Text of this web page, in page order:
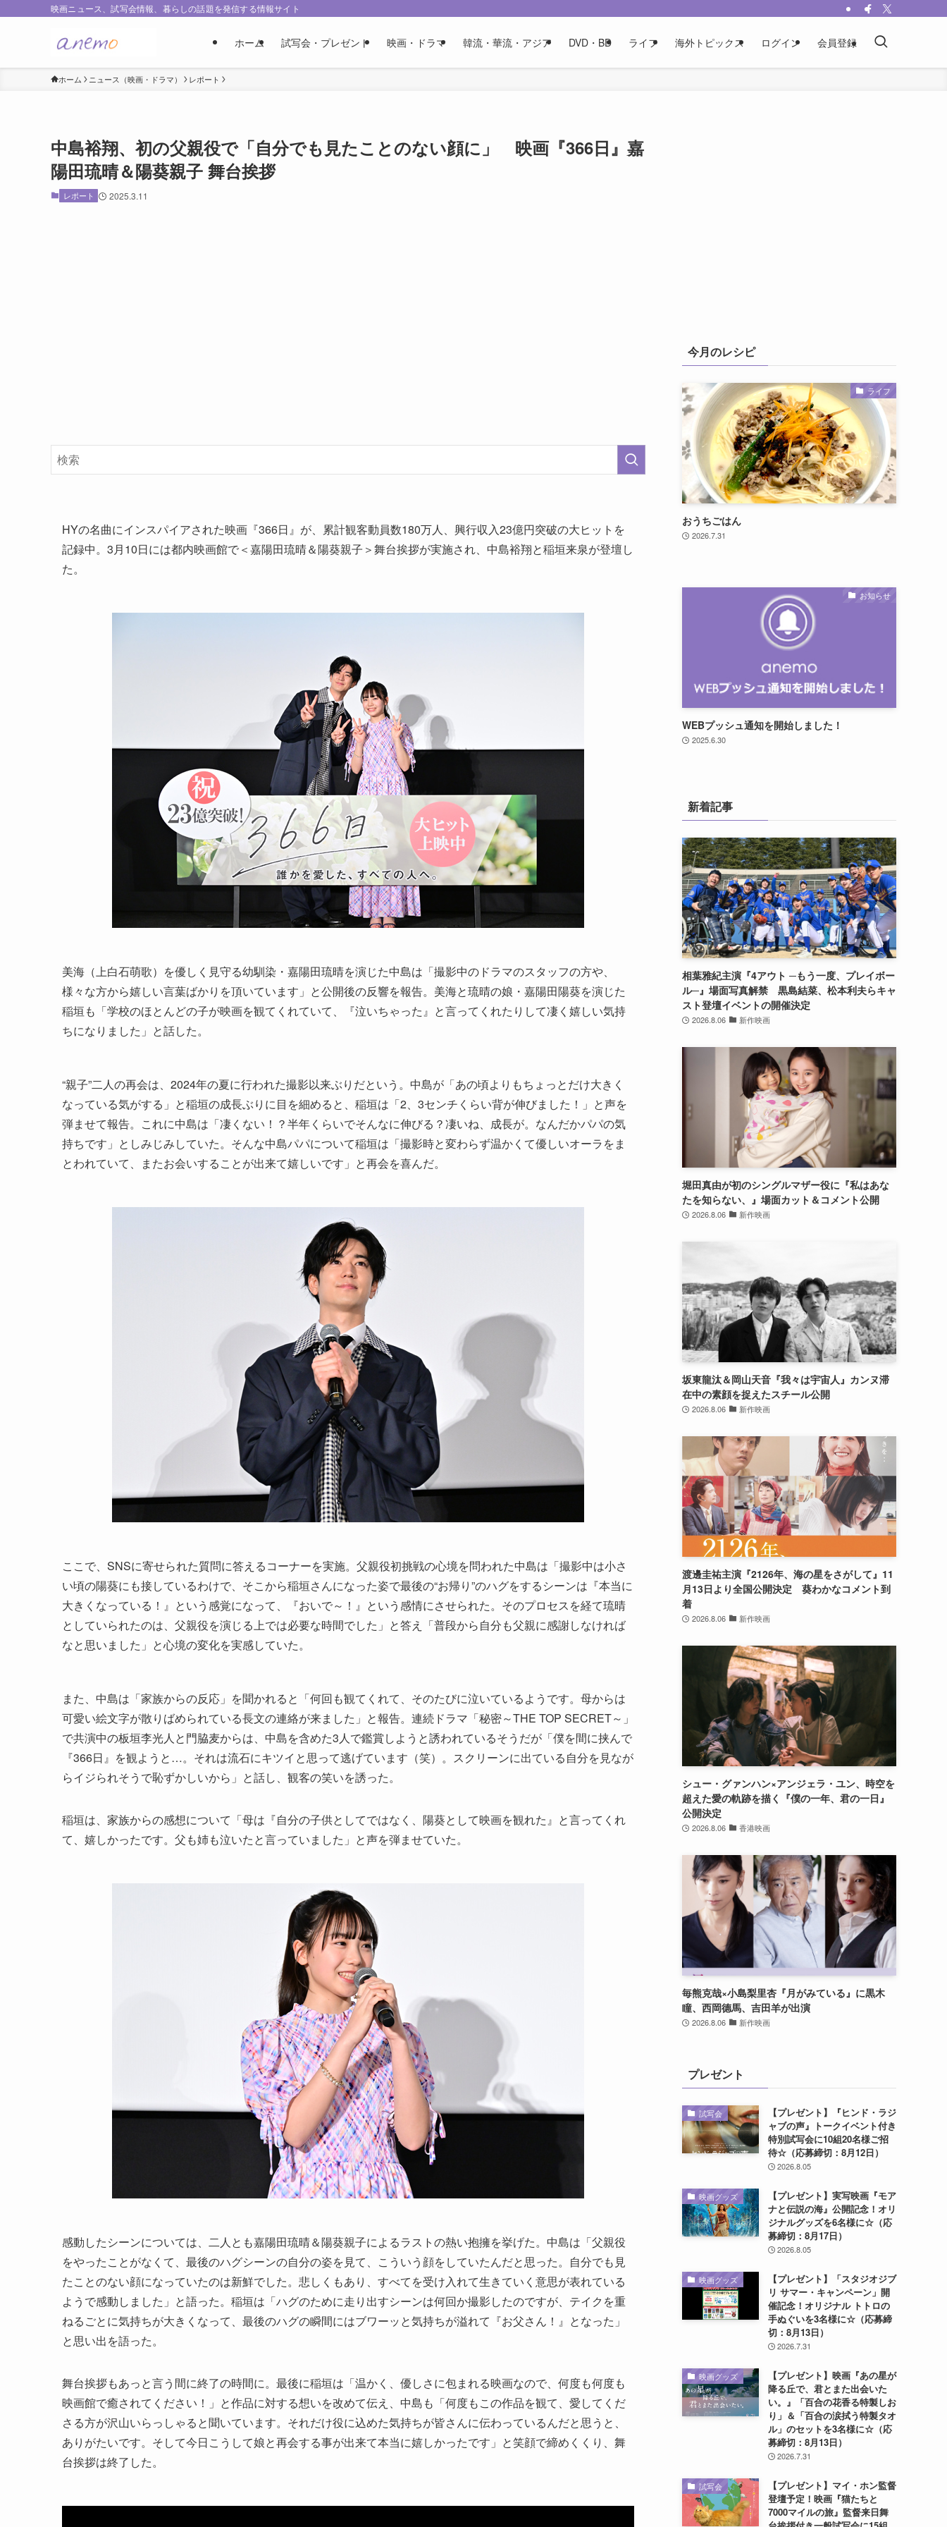
映画ニュース、試写会情報、暮らしの話題を発信する情報サイト
ホーム 試写会・プレゼント 映画・ドラマ 韓流・華流・アジア DVD・BD ライフ 海外トピックス ログイン 会員登録
ホーム ニュース（映画・ドラマ） レポート
中島裕翔、初の父親役で「自分でも見たことのない顔に」 映画『366日』嘉
陽田琉晴＆陽葵親子 舞台挨拶
レポート 2025.3.11
HYの名曲にインスパイアされた映画『366日』が、累計観客動員数180万人、興行収入23億円突破の大ヒットを
記録中。3月10日には都内映画館で＜嘉陽田琉晴＆陽葵親子＞舞台挨拶が実施され、中島裕翔と稲垣来泉が登壇し
た。
美海（上白石萌歌）を優しく見守る幼馴染・嘉陽田琉晴を演じた中島は「撮影中のドラマのスタッフの方や、
様々な方から嬉しい言葉ばかりを頂いています」と公開後の反響を報告。美海と琉晴の娘・嘉陽田陽葵を演じた
稲垣も「学校のほとんどの子が映画を観てくれていて、『泣いちゃった』と言ってくれたりして凄く嬉しい気持
ちになりました」と話した。
“親子”二人の再会は、2024年の夏に行われた撮影以来ぶりだという。中島が「あの頃よりもちょっとだけ大きく
なっている気がする」と稲垣の成長ぶりに目を細めると、稲垣は「2、3センチくらい背が伸びました！」と声を
弾ませて報告。これに中島は「凄くない！？半年くらいでそんなに伸びる？凄いね、成長が。なんだかパパの気
持ちです」としみじみしていた。そんな中島パパについて稲垣は「撮影時と変わらず温かくて優しいオーラをま
とわれていて、またお会いすることが出来て嬉しいです」と再会を喜んだ。
ここで、SNSに寄せられた質問に答えるコーナーを実施。父親役初挑戦の心境を問われた中島は「撮影中は小さ
い頃の陽葵にも接しているわけで、そこから稲垣さんになった姿で最後の“お帰り”のハグをするシーンは『本当に
大きくなっている！』という感覚になって、『おいで～！』という感情にさせられた。そのプロセスを経て琉晴
としていられたのは、父親役を演じる上では必要な時間でした」と答え「普段から自分も父親に感謝しなければ
なと思いました」と心境の変化を実感していた。
また、中島は「家族からの反応」を聞かれると「何回も観てくれて、そのたびに泣いているようです。母からは
可愛い絵文字が散りばめられている長文の連絡が来ました」と報告。連続ドラマ「秘密～THE TOP SECRET～」
で共演中の板垣李光人と門脇麦からは、中島を含めた3人で鑑賞しようと誘われているそうだが「僕を間に挟んで
『366日』を観ようと…。それは流石にキツイと思って逃げています（笑）。スクリーンに出ている自分を見なが
らイジられそうで恥ずかしいから」と話し、観客の笑いを誘った。
稲垣は、家族からの感想について「母は『自分の子供としてではなく、陽葵として映画を観れた』と言ってくれ
て、嬉しかったです。父も姉も泣いたと言っていました」と声を弾ませていた。
感動したシーンについては、二人とも嘉陽田琉晴＆陽葵親子によるラストの熱い抱擁を挙げた。中島は「父親役
をやったことがなくて、最後のハグシーンの自分の姿を見て、こういう顔をしていたんだと思った。自分でも見
たことのない顔になっていたのは新鮮でした。悲しくもあり、すべてを受け入れて生きていく意思が表れている
ようで感動しました」と語った。稲垣は「ハグのために走り出すシーンは何回か撮影したのですが、テイクを重
ねるごとに気持ちが大きくなって、最後のハグの瞬間にはブワーッと気持ちが溢れて『お父さん！』となった」
と思い出を語った。
舞台挨拶もあっと言う間に終了の時間に。最後に稲垣は「温かく、優しさに包まれる映画なので、何度も何度も
映画館で癒されてください！」と作品に対する想いを改めて伝え、中島も「何度もこの作品を観て、愛してくだ
さる方が沢山いらっしゃると聞いています。それだけ役に込めた気持ちが皆さんに伝わっているんだと思うと、
ありがたいです。そして今日こうして娘と再会する事が出来て本当に嬉しかったです」と笑顔で締めくくり、舞
台挨拶は終了した。
今月のレシピ
ライフ
おうちごはん
2026.7.31
お知らせ
WEBプッシュ通知を開始しました！
2025.6.30
新着記事
相葉雅紀主演『4アウト ─もう一度、プレイボー
ル─』場面写真解禁 黒島結菜、松本利夫らキャ
スト登壇イベントの開催決定
2026.8.06 新作映画
堀田真由が初のシングルマザー役に『私はあな
たを知らない、』場面カット＆コメント公開
2026.8.06 新作映画
坂東龍汰＆岡山天音『我々は宇宙人』カンヌ滞
在中の素顔を捉えたスチール公開
2026.8.06 新作映画
渡邊圭祐主演『2126年、海の星をさがして』11
月13日より全国公開決定 葵わかなコメント到
着
2026.8.06 新作映画
シュー・グァンハン×アンジェラ・ユン、時空を
超えた愛の軌跡を描く『僕の一年、君の一日』
公開決定
2026.8.06 香港映画
毎熊克哉×小島梨里杏『月がみている』に黒木
瞳、西岡德馬、吉田羊が出演
2026.8.06 新作映画
プレゼント
試写会
【プレゼント】『ヒンド・ラジ
ャブの声』トークイベント付き
特別試写会に10組20名様ご招
待☆（応募締切：8月12日）
2026.8.05
映画グッズ
【プレゼント】実写映画『モア
ナと伝説の海』公開記念！オリ
ジナルグッズを6名様に☆（応
募締切：8月17日）
2026.8.05
映画グッズ
【プレゼント】「スタジオジブ
リ サマー・キャンペーン」開
催記念！オリジナル トトロの
手ぬぐいを3名様に☆（応募締
切：8月13日）
2026.7.31
映画グッズ
【プレゼント】映画『あの星が
降る丘で、君とまた出会いた
い。』「百合の花香る特製しお
り」＆「百合の涙拭う特製タオ
ル」のセットを3名様に☆（応
募締切：8月13日）
2026.7.31
試写会
【プレゼント】マイ・ホン監督
登壇予定！映画『猫たちと
7000マイルの旅』監督来日舞